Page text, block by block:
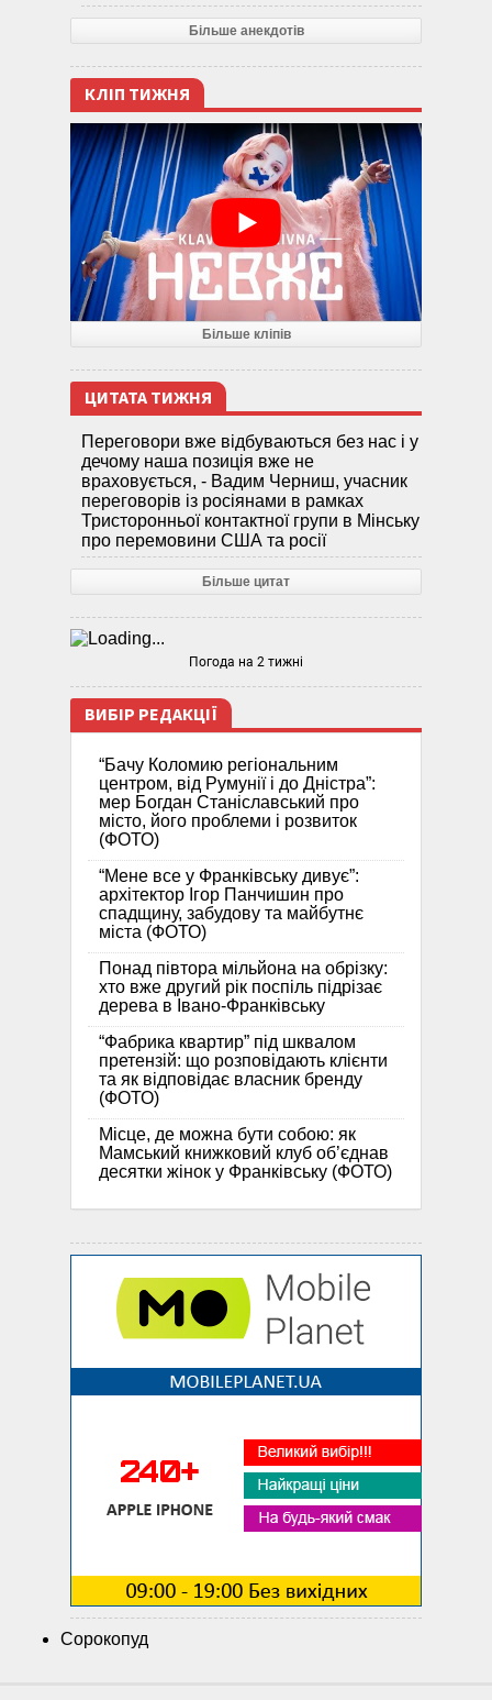
Більше анекдотів
КЛІП ТИЖНЯ
Більше кліпів
ЦИТАТА ТИЖНЯ
Переговори вже відбуваються без нас і у
дечому наша позиція вже не
враховується, - Вадим Черниш, учасник
переговорів із росіянами в рамках
Тристоронньої контактної групи в Мінську
про перемовини США та росії
Більше цитат
Погода на 2 тижні
ВИБІР РЕДАКЦІЇ
“Бачу Коломию регіональним
центром, від Румунії і до Дністра”:
мер Богдан Станіславський про
місто, його проблеми і розвиток
(ФОТО)
“Мене все у Франківську дивує”:
архітектор Ігор Панчишин про
спадщину, забудову та майбутнє
міста (ФОТО)
Понад півтора мільйона на обрізку:
хто вже другий рік поспіль підрізає
дерева в Івано-Франківську
“Фабрика квартир” під шквалом
претензій: що розповідають клієнти
та як відповідає власник бренду
(ФОТО)
Місце, де можна бути собою: як
Мамський книжковий клуб об’єднав
десятки жінок у Франківську (ФОТО)
Сорокопуд